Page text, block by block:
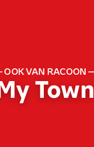
OOK VAN RACOON
My Town